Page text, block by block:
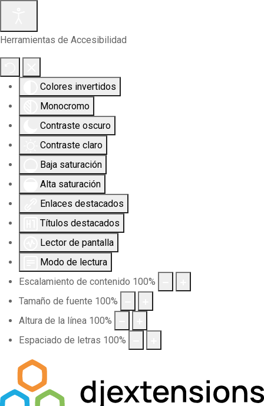
Herramientas de Accesibilidad
Colores invertidos
Monocromo
Contraste oscuro
Contraste claro
Baja saturación
Alta saturación
Enlaces destacados
Títulos destacados
Lector de pantalla
Modo de lectura
Escalamiento de contenido 100%
Tamaño de fuente 100%
Altura de la línea 100%
Espaciado de letras 100%